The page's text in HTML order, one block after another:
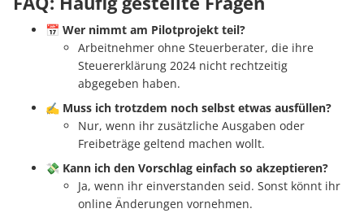
📅 Wer nimmt am Pilotprojekt teil?
Arbeitnehmer ohne Steuerberater, die ihre
Steuererklärung 2024 nicht rechtzeitig
abgegeben haben.
✍️ Muss ich trotzdem noch selbst etwas ausfüllen?
Nur, wenn ihr zusätzliche Ausgaben oder
Freibeträge geltend machen wollt.
💸 Kann ich den Vorschlag einfach so akzeptieren?
Ja, wenn ihr einverstanden seid. Sonst könnt ihr
online Änderungen vornehmen.